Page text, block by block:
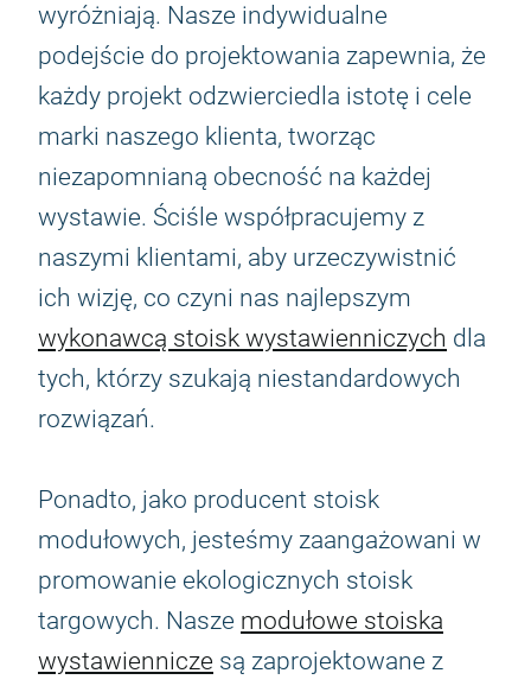
wyróżniają. Nasze indywidualne
podejście do projektowania zapewnia, że
każdy projekt odzwierciedla istotę i cele
marki naszego klienta, tworząc
niezapomnianą obecność na każdej
wystawie. Ściśle współpracujemy z
naszymi klientami, aby urzeczywistnić
ich wizję, co czyni nas najlepszym
wykonawcą stoisk wystawienniczych dla
tych, którzy szukają niestandardowych
rozwiązań.
Ponadto, jako producent stoisk
modułowych, jesteśmy zaangażowani w
promowanie ekologicznych stoisk
targowych. Nasze modułowe stoiska
wystawiennicze są zaprojektowane z